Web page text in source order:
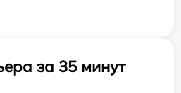
за 35 минут